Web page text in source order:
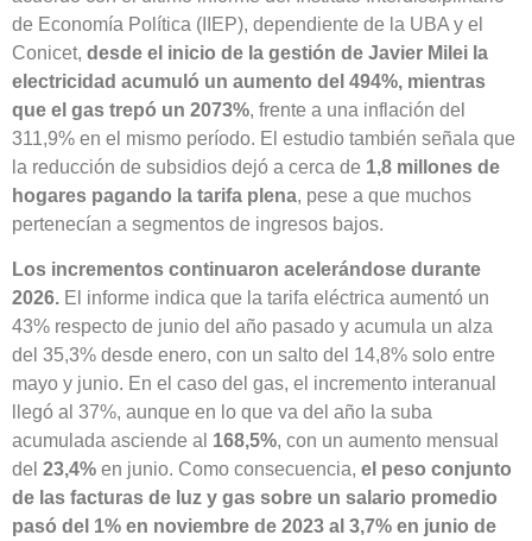
de Economía Política (IIEP), dependiente de la UBA y el
Conicet, desde el inicio de la gestión de Javier Milei la
electricidad acumuló un aumento del 494%, mientras
que el gas trepó un 2073%, frente a una inflación del
311,9% en el mismo período. El estudio también señala que
la reducción de subsidios dejó a cerca de 1,8 millones de
hogares pagando la tarifa plena, pese a que muchos
pertenecían a segmentos de ingresos bajos.
Los incrementos continuaron acelerándose durante
2026. El informe indica que la tarifa eléctrica aumentó un
43% respecto de junio del año pasado y acumula un alza
del 35,3% desde enero, con un salto del 14,8% solo entre
mayo y junio. En el caso del gas, el incremento interanual
llegó al 37%, aunque en lo que va del año la suba
acumulada asciende al 168,5%, con un aumento mensual
del 23,4% en junio. Como consecuencia, el peso conjunto
de las facturas de luz y gas sobre un salario promedio
pasó del 1% en noviembre de 2023 al 3,7% en junio de